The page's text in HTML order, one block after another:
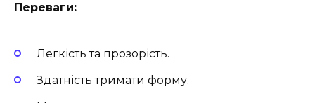
Переваги:
Легкість та прозорість.
Здатність тримати форму.